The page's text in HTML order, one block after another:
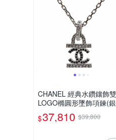
CHANEL 經典水鑽鑲飾
LOGO橢圓形墜飾項鍊(
$37,810 $39,800